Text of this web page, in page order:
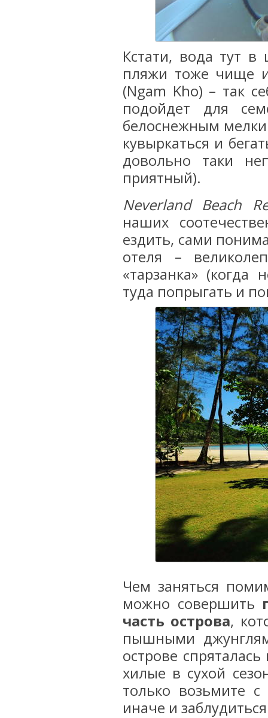
Кстати, вода тут
пляжи тоже чище
(Ngam Kho) – так
подойдет для
белоснежным
кувыркаться и
довольно таки
приятный).
Neverland Beach
наших
ездить, сами
отеля –
«тарзанка» (когда
туда попрыгать и
Чем заняться
можно совершить
часть острова,
пышными
острове
хилые в сухой
только возьмите
иначе и